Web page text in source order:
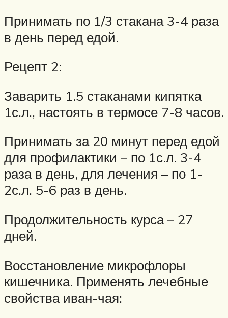
Принимать по 1/3 стакана 3-4 раза
в день перед едой.
Рецепт 2:
Заварить 1.5 стаканами кипятка
1с.л., настоять в термосе 7-8 часов.
Принимать за 20 минут перед едой
для профилактики – по 1с.л. 3-4
раза в день, для лечения – по 1-
2с.л. 5-6 раз в день.
Продолжительность курса – 27
дней.
Восстановление микрофлоры
кишечника. Применять лечебные
свойства иван-чая: